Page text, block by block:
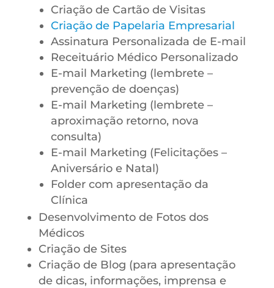
Criação de Cartão de Visitas
Criação de Papelaria Empresarial
Assinatura Personalizada de E-mail
Receituário Médico Personalizado
E-mail Marketing (lembrete –
prevenção de doenças)
E-mail Marketing (lembrete –
aproximação retorno, nova
consulta)
E-mail Marketing (Felicitações –
Aniversário e Natal)
Folder com apresentação da
Clínica
Desenvolvimento de Fotos dos
Médicos
Criação de Sites
Criação de Blog (para apresentação
de dicas, informações, imprensa e